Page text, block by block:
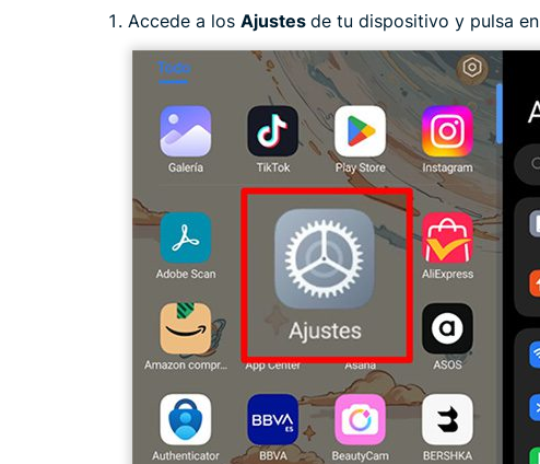
Accede a los Ajustes de tu dispositivo y pulsa en